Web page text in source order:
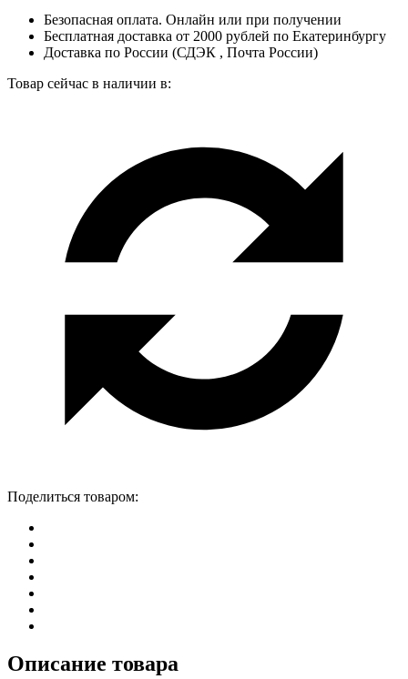
Безопасная оплата. Онлайн или при получении
Бесплатная доставка от 2000 рублей по Екатеринбургу
Доставка по России (СДЭК , Почта России)
Товар сейчас в наличии в:
Поделиться товаром:
Описание товара